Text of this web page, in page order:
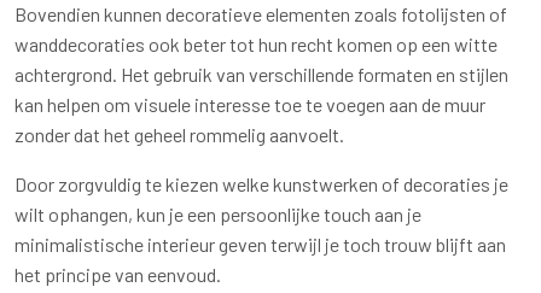
Bovendien kunnen decoratieve elementen zoals fotolijsten of
wanddecoraties ook beter tot hun recht komen op een witte
achtergrond. Het gebruik van verschillende formaten en stijlen
kan helpen om visuele interesse toe te voegen aan de muur
zonder dat het geheel rommelig aanvoelt.
Door zorgvuldig te kiezen welke kunstwerken of decoraties je
wilt ophangen, kun je een persoonlijke touch aan je
minimalistische interieur geven terwijl je toch trouw blijft aan
het principe van eenvoud.